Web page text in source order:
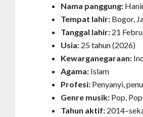
Nama panggung:
Tempat lahir: Bogor,
Tanggal lahir: 21
Usia: 25 tahun (2026)
Kewarganegaraan:
Agama: Islam
Profesi: Penyanyi,
Genre musik: Pop,
Tahun aktif: